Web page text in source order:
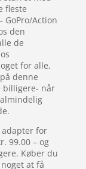
fleste
GoPro/Action
den
de
for alle,
denne
billigere- når
adapter for
99.00 – og
Køber du
at få